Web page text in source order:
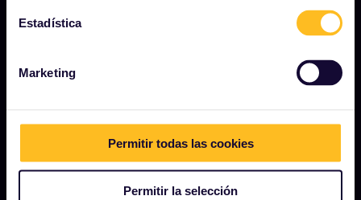
Estadística
Marketing
Permitir todas las cookies
Permitir la selección
NUESTRA COMPAÑÍA
Carreras profesionales
Conviértete en uno de nuestros socios